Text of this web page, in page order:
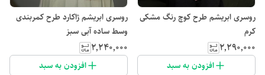
روسری ابریشم طرح کوچ رنگ مشکی
کرم
۲٬۲۹۰٬۰۰۰
افزودن به سبد
روسری ابریشم ژاکارد طرح کمربندی
وسط ساده آبی سبز
۲٬۲۴۰٬۰۰۰
افزودن به سبد